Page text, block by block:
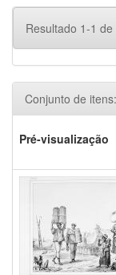
Resultado 1-1 de
Conjunto de itens:
Pré-visualização